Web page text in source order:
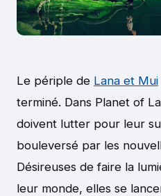
Le périple de Lana et Mui
terminé. Dans Planet of
doivent lutter pour leur
bouleversé par les
Désireuses de faire la
leur monde, elles se